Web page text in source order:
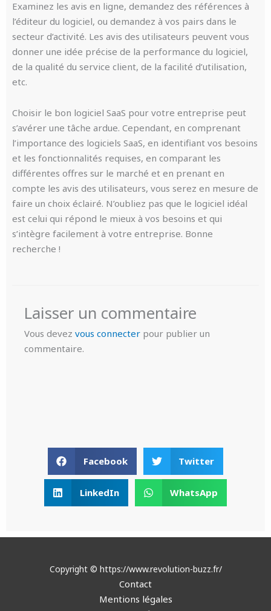
Examinez les avis en ligne, demandez des références à
l’éditeur du logiciel, ou demandez à vos pairs dans le
secteur d’activité. Les avis des utilisateurs peuvent vous
donner une idée précise de la performance du logiciel,
de la qualité du service client, de la facilité d’utilisation,
etc.
Choisir le bon logiciel SaaS pour votre entreprise peut
s’avérer une tâche ardue. Cependant, en comprenant
l’importance des logiciels SaaS, en identifiant vos besoins
et les fonctionnalités requises, en comparant les
différentes offres sur le marché et en prenant en
compte les avis des utilisateurs, vous serez en mesure de
faire un choix éclairé. N’oubliez pas que le logiciel idéal
est celui qui répond le mieux à vos besoins et qui
s’intègre facilement à votre entreprise. Bonne
recherche !
Laisser un commentaire
Vous devez vous connecter pour publier un
commentaire.
Facebook Twitter
LinkedIn WhatsApp
Copyright © https://www.revolution-buzz.fr/
Contact
Mentions légales